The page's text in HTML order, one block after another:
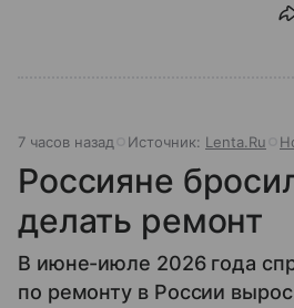
7 часов назад Источник: Lenta.Ru
Россияне
делать ремонт
В июне-июле 2026 года
по ремонту в России